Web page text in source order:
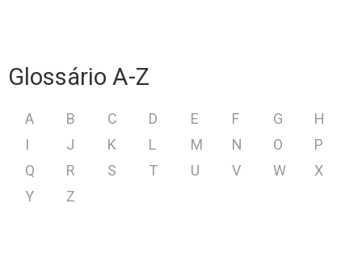
Glossário A-Z
A B C D E F G
H
I
J K L M N O
P
Q
R S T U V W
X
Y
Z